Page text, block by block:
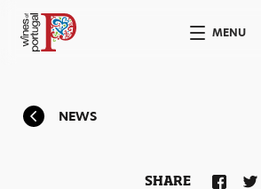
NEWS
SHARE
MENU